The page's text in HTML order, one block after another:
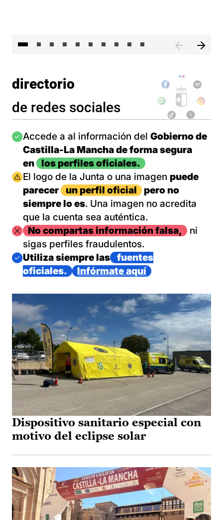
directorio
de redes sociales
Imagen
Accede a al información del Gobierno de
Castilla-La Mancha de forma segura
en
los perfiles oficiales.
Imagen
El logo de la Junta o una imagen puede
parecer
un perfil oficial
pero no
siempre lo es. Una imagen no acredita
que la cuenta sea auténtica.
ImagenNo compartas información falsa,
ni
sigas perfiles fraudulentos.
Imagen
Utiliza siempre las
fuentes
oficiales.
Infórmate aquí
Dispositivo sanitario especial con
motivo del eclipse solar